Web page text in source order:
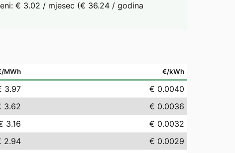
€ 3.02 / mjesec (€ 36.24 / godina
MWh €/kWh
3.97
€ 0.0040
3.62
€ 0.0036
3.16
€ 0.0032
2.94
€ 0.0029